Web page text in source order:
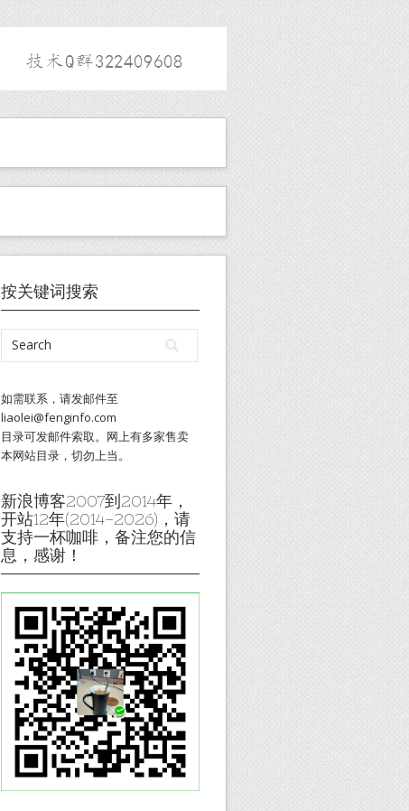
按关键词搜索
如需联系，请发邮件至
liaolei@fenginfo.com
目录可发邮件索取。网上有多家售卖
本网站目录，切勿上当。
新浪博客2007到2014年，
开站12年(2014-2026)，请
支持一杯咖啡，备注您的信
息，感谢！